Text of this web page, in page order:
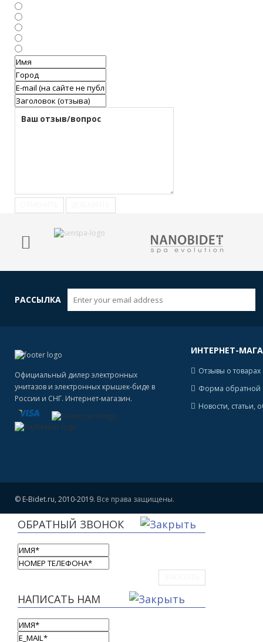
РАССЫЛКА
Официальный дилер электронных
унитазов и электронных крышек-биде в
России и СНГ. Интернет-магазин.
ИНТЕРНЕТ-
Отзывы о товарах
Форма обратной
Новости, статьи,
© E-Bidet.ru, 2010-2019. Все права защищены.
ОБРАТНЫЙ ЗВОНОК
НАПИСАТЬ НАМ